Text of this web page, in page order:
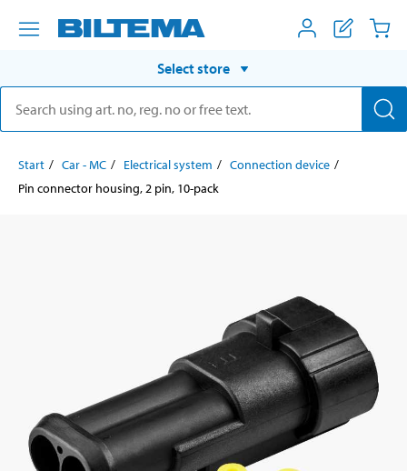
Select store
Start Car - MC Electrical system
Connection device
Pin connector housing, 2 pin, 10-pack